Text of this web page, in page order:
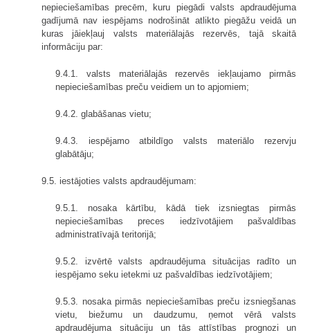
nepieciešamības precēm, kuru piegādi valsts apdraudējuma
gadījumā nav iespējams nodrošināt atlikto piegāžu veidā un
kuras jāiekļauj valsts materiālajās rezervēs, tajā skaitā
informāciju par:
9.4.1. valsts materiālajās rezervēs iekļaujamo pirmās
nepieciešamības preču veidiem un to apjomiem;
9.4.2. glabāšanas vietu;
9.4.3. iespējamo atbildīgo valsts materiālo rezervju
glabātāju;
9.5. iestājoties valsts apdraudējumam:
9.5.1. nosaka kārtību, kādā tiek izsniegtas pirmās
nepieciešamības preces iedzīvotājiem pašvaldības
administratīvajā teritorijā;
9.5.2. izvērtē valsts apdraudējuma situācijas radīto un
iespējamo seku ietekmi uz pašvaldības iedzīvotājiem;
9.5.3. nosaka pirmās nepieciešamības preču izsniegšanas
vietu, biežumu un daudzumu, ņemot vērā valsts
apdraudējuma situāciju un tās attīstības prognozi un